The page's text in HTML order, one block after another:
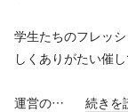
学生たちのフレッ
しくありがたい催し
運営の… 続きを